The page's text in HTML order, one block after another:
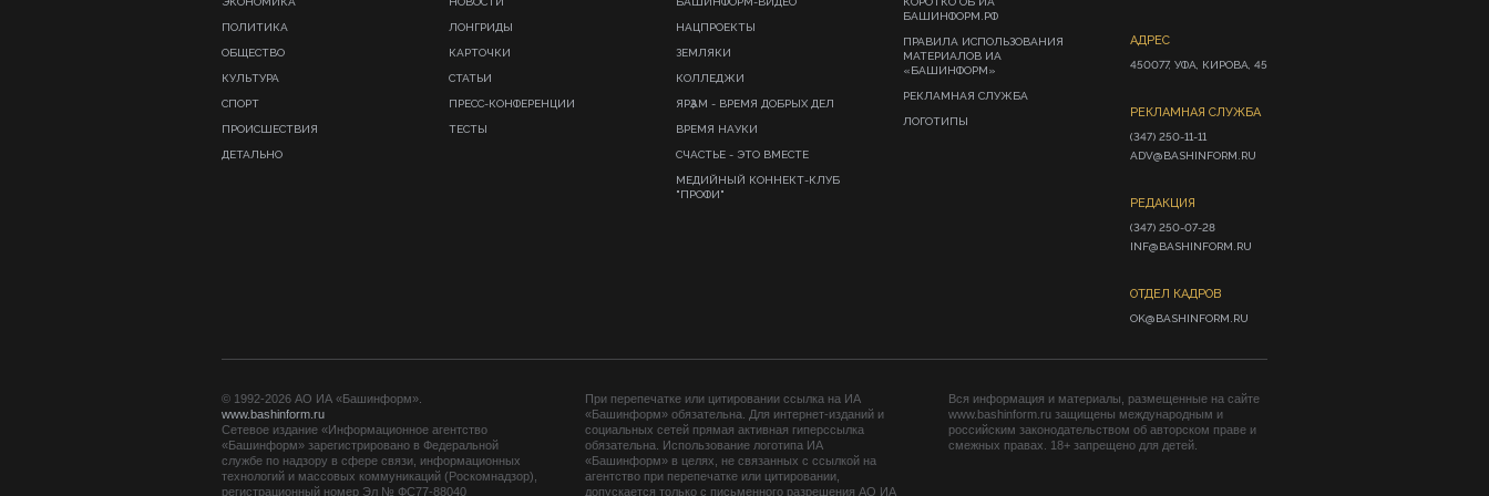
ПОЛИТИКА
ОБЩЕСТВО
КУЛЬТУРА
СПОРТ
ПРОИСШЕСТВИЯ
ДЕТАЛЬНО
ЛОНГРИДЫ
КАРТОЧКИ
СТАТЬИ
ПРЕСС-КОНФЕРЕНЦИИ
ТЕСТЫ
НАЦПРОЕКТЫ
ЗЕМЛЯКИ
КОЛЛЕДЖИ
ЯРҘАМ - ВРЕМЯ ДОБРЫХ ДЕЛ
ВРЕМЯ НАУКИ
СЧАСТЬЕ - ЭТО ВМЕСТЕ
МЕДИЙНЫЙ КОННЕКТ-КЛУБ
"ПРОФИ"
БАШИНФОРМ.РФ
ПРАВИЛА ИСПОЛЬЗОВАНИЯ
МАТЕРИАЛОВ ИА
«БАШИНФОРМ»
РЕКЛАМНАЯ СЛУЖБА
ЛОГОТИПЫ
АДРЕС
450077, УФА, КИРОВА, 45
РЕКЛАМНАЯ СЛУЖБА
(347) 250-11-11
ADV@BASHINFORM.RU
РЕДАКЦИЯ
(347) 250-07-28
INF@BASHINFORM.RU
ОТДЕЛ КАДРОВ
OK@BASHINFORM.RU
© 1992-2026 АО ИА «Башинформ».
www.bashinform.ru
Сетевое издание «Информационное агентство
«Башинформ» зарегистрировано в Федеральной
службе по надзору в сфере связи, информационных
технологий и массовых коммуникаций (Роскомнадзор),
регистрационный номер Эл № ФС77-88040
При перепечатке или цитировании ссылка на ИА
«Башинформ» обязательна. Для интернет-изданий и
социальных сетей прямая активная гиперссылка
обязательна. Использование логотипа ИА
«Башинформ» в целях, не связанных с ссылкой на
агентство при перепечатке или цитировании,
допускается только с письменного разрешения АО ИА
Вся информация и материалы, размещенные на сайте
www.bashinform.ru защищены международным и
российским законодательством об авторском праве и
смежных правах. 18+ запрещено для детей.